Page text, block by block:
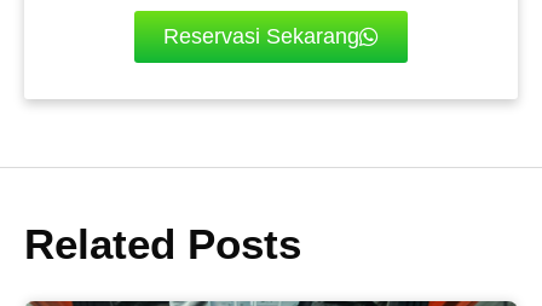
Reservasi Sekarang
Related Posts